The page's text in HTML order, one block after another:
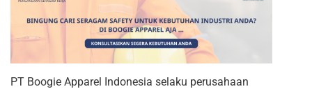
PT Boogie Apparel Indonesia selaku perusahaan